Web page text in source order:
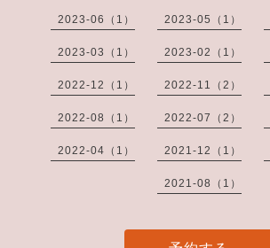
2023-06（1） 2023-05（1）
2023-03（1） 2023-02（1）
2022-12（1） 2022-11（2）
2022-08（1） 2022-07（2）
2022-04（1） 2021-12（1）
2021-08（1）